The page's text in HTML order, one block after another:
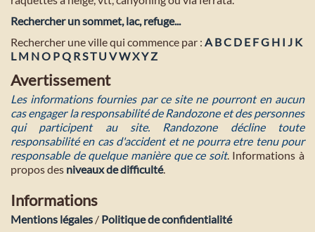
Rechercher un sommet, lac, refuge...
Rechercher une ville qui commence par : A BC D E FG H I J K
L M NO PQ RST U VWXYZ
Avertissement
Les informations fournies par ce site ne pourront en aucun
cas engager la responsabilité de Randozone et des personnes
qui participent au site. Randozone décline toute
responsabilité en cas d'accident et ne pourra etre tenu pour
responsable de quelque manière que ce soit. Informations à
propos des niveaux de difficulté.
Informations
Mentions légales / Politique de confidentialité